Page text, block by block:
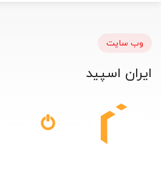
وب سایت
ایران اسپید